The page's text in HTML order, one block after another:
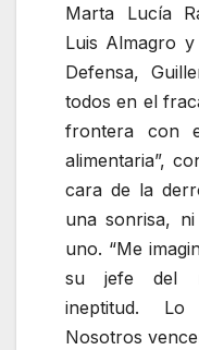
Marta Lucía
Luis Almagro
Defensa,
todos en el
frontera con
alimentaria ,
cara de la
una sonrisa,
uno.
Me
su jefe del
ineptitud.
Nosotros